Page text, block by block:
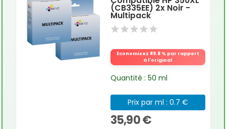
(CB335EE) 2x Noir -
Multipack
Économisez 89.8 % par rapport
à l'original
Quantité : 50 ml
Prix par ml : 0.7 €
35,90 €